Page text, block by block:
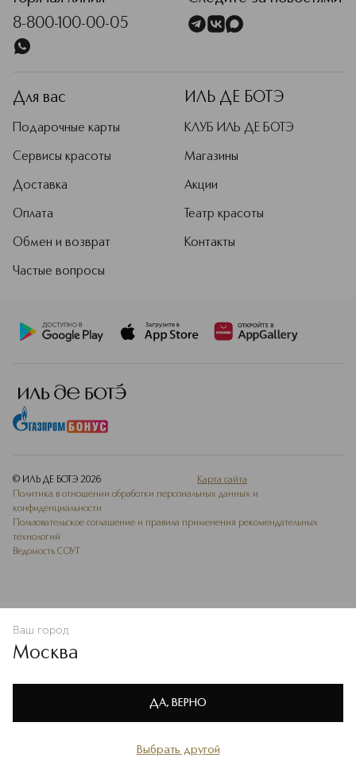
Политике конфиденциальности
В КОРЗИНУ
8-800-100-00-05
Для вас
Подарочные карты
Сервисы красоты
Доставка
Оплата
Обмен и возврат
Частые вопросы
ИЛЬ ДЕ БОТЭ
КЛУБ ИЛЬ ДЕ БОТЭ
Магазины
Акции
Театр красоты
Контакты
© ИЛЬ ДЕ БОТЭ 2026
Карта сайта
Политика в отношении обработки персональных данных и
конфиденциальности
Пользовательское соглашение и правила применения рекомендательных
технологий
Ведомость СОУТ
Избранное
Ваш город
Москва
Выбрать другой
ДА, ВЕРНО